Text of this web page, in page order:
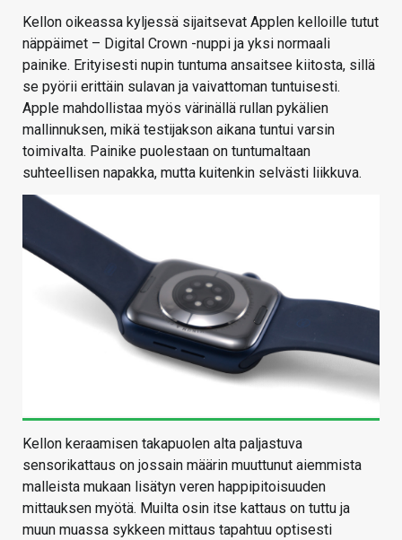
Kellon oikeassa kyljessä sijaitsevat Applen kelloille tutut
näppäimet – Digital Crown -nuppi ja yksi normaali
painike. Erityisesti nupin tuntuma ansaitsee kiitosta, sillä
se pyörii erittäin sulavan ja vaivattoman tuntuisesti.
Apple mahdollistaa myös värinällä rullan pykälien
mallinnuksen, mikä testijakson aikana tuntui varsin
toimivalta. Painike puolestaan on tuntumaltaan
suhteellisen napakka, mutta kuitenkin selvästi liikkuva.
Kellon keraamisen takapuolen alta paljastuva
sensorikattaus on jossain määrin muuttunut aiemmista
malleista mukaan lisätyn veren happipitoisuuden
mittauksen myötä. Muilta osin itse kattaus on tuttu ja
muun muassa sykkeen mittaus tapahtuu optisesti